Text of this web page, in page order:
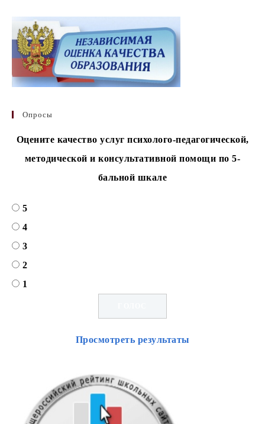
Опросы
Оцените качество услуг психолого-педагогической,
методической и консультативной помощи по 5-
бальной шкале
5
4
3
2
1
Просмотреть результаты